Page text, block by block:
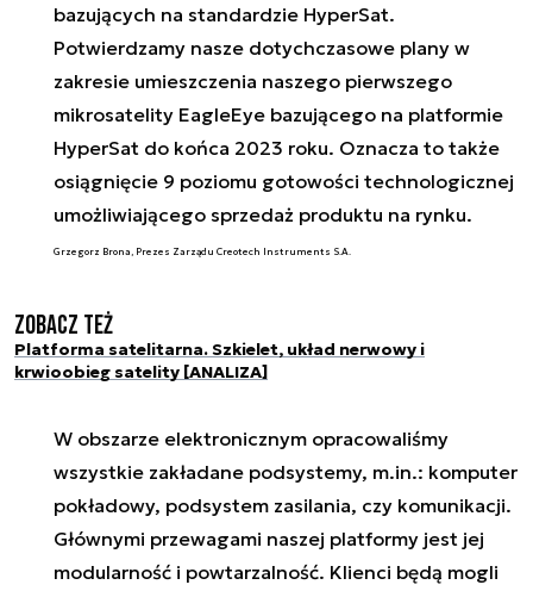
bazujących na standardzie HyperSat.
Potwierdzamy nasze dotychczasowe plany w
zakresie umieszczenia naszego pierwszego
mikrosatelity EagleEye bazującego na platformie
HyperSat do końca 2023 roku. Oznacza to także
osiągnięcie 9 poziomu gotowości technologicznej
umożliwiającego sprzedaż produktu na rynku.
Grzegorz Brona, Prezes Zarządu Creotech Instruments S.A.
Zobacz też
Platforma satelitarna. Szkielet, układ nerwowy i
krwioobieg satelity [ANALIZA]
W obszarze elektronicznym opracowaliśmy
wszystkie zakładane podsystemy, m.in.: komputer
pokładowy, podsystem zasilania, czy komunikacji.
Głównymi przewagami naszej platformy jest jej
modularność i powtarzalność. Klienci będą mogli